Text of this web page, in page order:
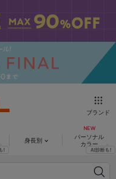
ブランド
身長別
パーソナル
カラー